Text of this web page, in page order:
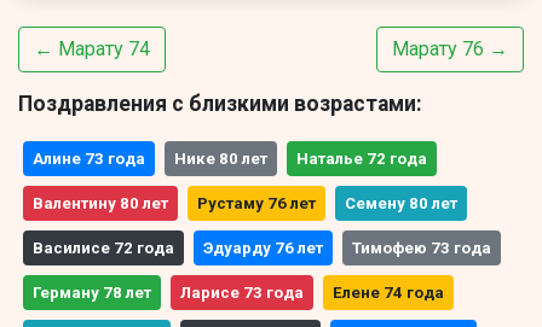
← Марату 74 Марату 76 →
Поздравления с близкими возрастами:
Алине 73 года Нике 80 лет Наталье 72 года
Валентину 80 лет Рустаму 76 лет Семену 80 лет
Василисе 72 года Эдуарду 76 лет Тимофею 73 года
Герману 78 лет Ларисе 73 года Елене 74 года